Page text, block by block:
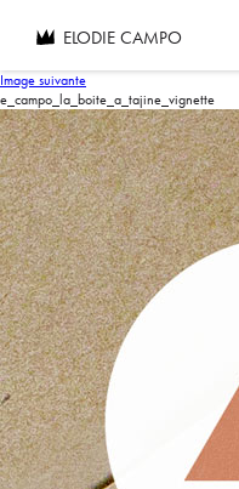
ELODIE CAMPO
Image suivante
e_campo_la_boite_a_tajine_vignette